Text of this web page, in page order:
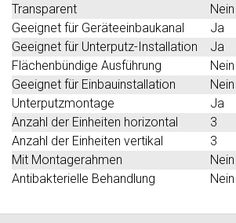
Transparent
Nein
Geeignet für Geräteeinbaukanal
Ja
Geeignet für Unterputz-Installation
Ja
Flächenbündige Ausführung
Nein
Geeignet für Einbauinstallation
Nein
Unterputzmontage
Ja
Anzahl der Einheiten horizontal
3
Anzahl der Einheiten vertikal
3
Mit Montagerahmen
Nein
Antibakterielle Behandlung
Nein